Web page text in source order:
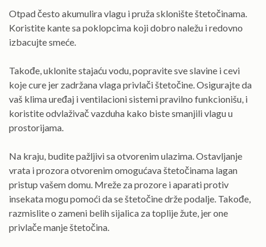
Otpad često akumulira vlagu i pruža sklonište štetočinama.
Koristite kante sa poklopcima koji dobro naležu i redovno
izbacujte smeće.
Takođe, uklonite stajaću vodu, popravite sve slavine i cevi
koje cure jer zadržana vlaga privlači štetočine. Osigurajte da
vaš klima uređaj i ventilacioni sistemi pravilno funkcionišu, i
koristite odvlaživač vazduha kako biste smanjili vlagu u
prostorijama.
Na kraju, budite pažljivi sa otvorenim ulazima. Ostavljanje
vrata i prozora otvorenim omogućava štetočinama lagan
pristup vašem domu. Mreže za prozore i aparati protiv
insekata mogu pomoći da se štetočine drže podalje. Takođe,
razmislite o zameni belih sijalica za toplije žute, jer one
privlače manje štetočina.